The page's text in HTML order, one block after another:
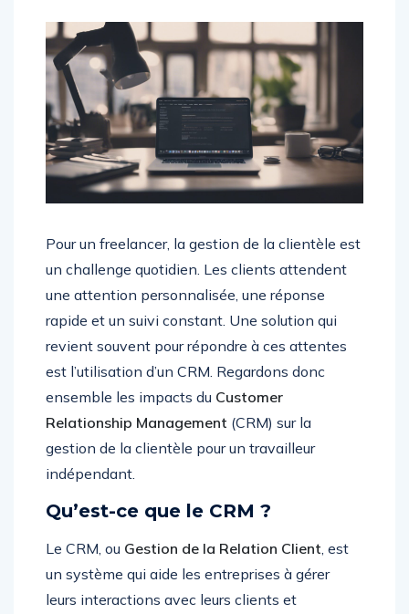
Pour un freelancer, la gestion de la clientèle est
un challenge quotidien. Les clients attendent
une attention personnalisée, une réponse
rapide et un suivi constant. Une solution qui
revient souvent pour répondre à ces attentes
est l’utilisation d’un CRM. Regardons donc
ensemble les impacts du Customer
Relationship Management (CRM) sur la
gestion de la clientèle pour un travailleur
indépendant.
Qu’est-ce que le CRM ?
Le CRM, ou Gestion de la Relation Client , est
un système qui aide les entreprises à gérer
leurs interactions avec leurs clients et